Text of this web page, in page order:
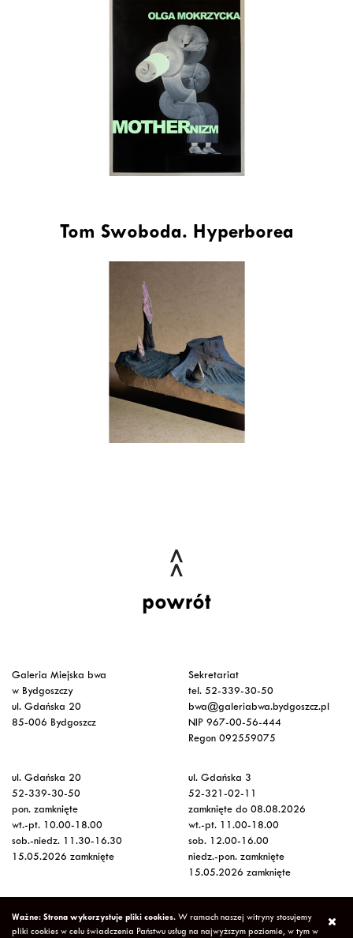
Tom Swoboda. Hyperborea
powrót
Galeria Miejska bwa
w Bydgoszczy
ul. Gdańska 20
85-006 Bydgoszcz
Sekretariat
tel. 52-339-30-50
bwa@galeriabwa.bydgoszcz.pl
NIP 967-00-56-444
Regon 092559075
ul. Gdańska 20
52-339-30-50
pon. zamknięte
wt.-pt. 10.00-18.00
sob.-niedz. 11.30-16.30
15.05.2026 zamknięte
ul. Gdańska 3
52-321-02-11
zamknięte do 08.08.2026
wt.-pt. 11.00-18.00
sob. 12.00-16.00
niedz.-pon. zamknięte
15.05.2026 zamknięte
Wstęp na wystawy
bezpłatny
Ważne: Strona wykorzystuje pliki cookies. W ramach naszej witryny stosujemy
pliki cookies w celu świadczenia Państwu usług na najwyższym poziomie, w tym w